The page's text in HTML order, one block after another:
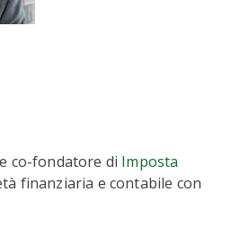
e co-fondatore di Imposta
finanziaria e contabile con